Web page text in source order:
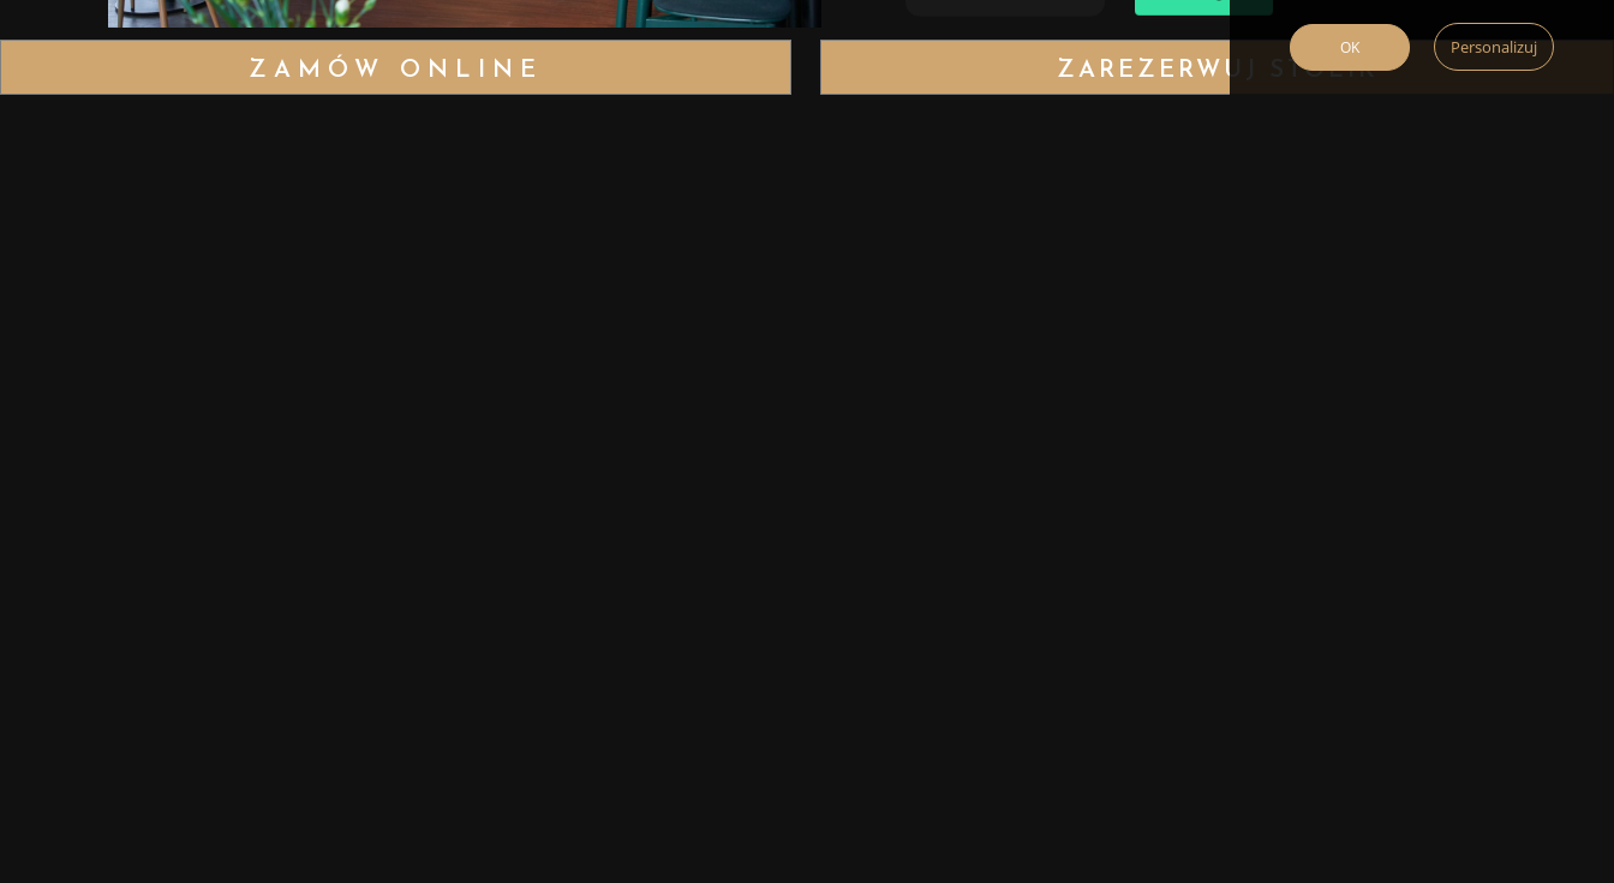
Restauracja Gruby Josek
ZAMÓW ONLINE ZAREZERWUJ STOLIK
OK Personalizuj